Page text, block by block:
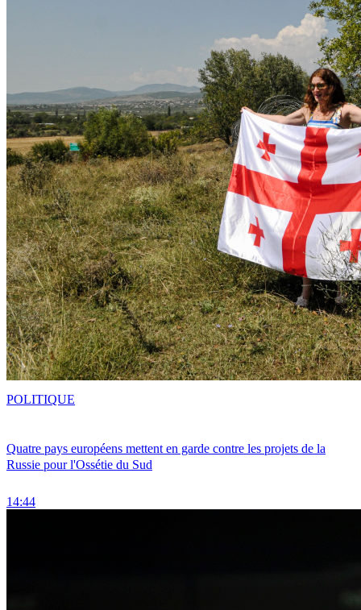
Quatre pays européens mettent en garde contre les projets de la
Russie pour l'Ossétie du Sud
14:44
POLITIQUE